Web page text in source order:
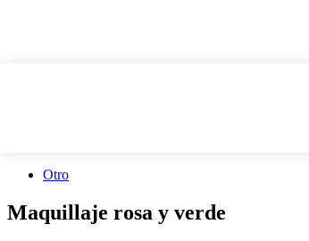
Otro
Maquillaje rosa y verde